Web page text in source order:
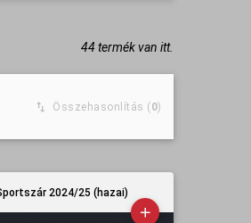
44 termék van itt.
Összehasonlítás ( 0)
2024/25 (hazai)